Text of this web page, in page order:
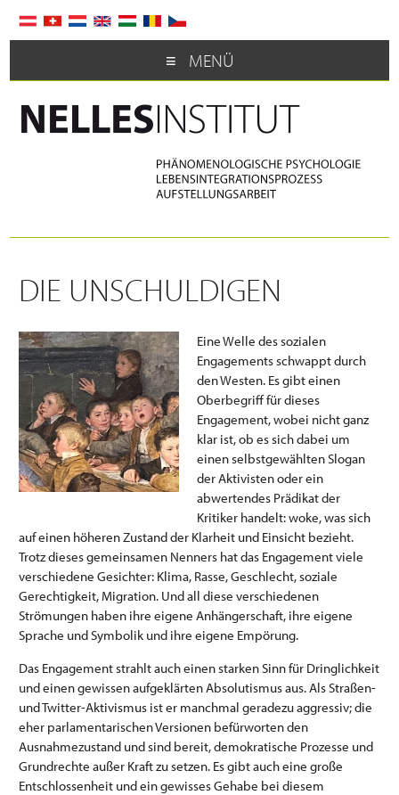
MENÜ
DIE UNSCHULDIGEN
Eine Welle des sozialen
Engagements schwappt durch
den Westen. Es gibt einen
Oberbegriff für dieses
Engagement, wobei nicht ganz
klar ist, ob es sich dabei um
einen selbstgewählten Slogan
der Aktivisten oder ein
abwertendes Prädikat der
Kritiker handelt: woke, was sich
auf einen höheren Zustand der Klarheit und Einsicht bezieht.
Trotz dieses gemeinsamen Nenners hat das Engagement viele
verschiedene Gesichter: Klima, Rasse, Geschlecht, soziale
Gerechtigkeit, Migration. Und all diese verschiedenen
Strömungen haben ihre eigene Anhängerschaft, ihre eigene
Sprache und Symbolik und ihre eigene Empörung.
Das Engagement strahlt auch einen starken Sinn für Dringlichkeit
und einen gewissen aufgeklärten Absolutismus aus. Als Straßen-
und Twitter-Aktivismus ist er manchmal geradezu aggressiv; die
eher parlamentarischen Versionen befürworten den
Ausnahmezustand und sind bereit, demokratische Prozesse und
Grundrechte außer Kraft zu setzen. Es gibt auch eine große
Entschlossenheit und ein gewisses Gehabe bei diesem